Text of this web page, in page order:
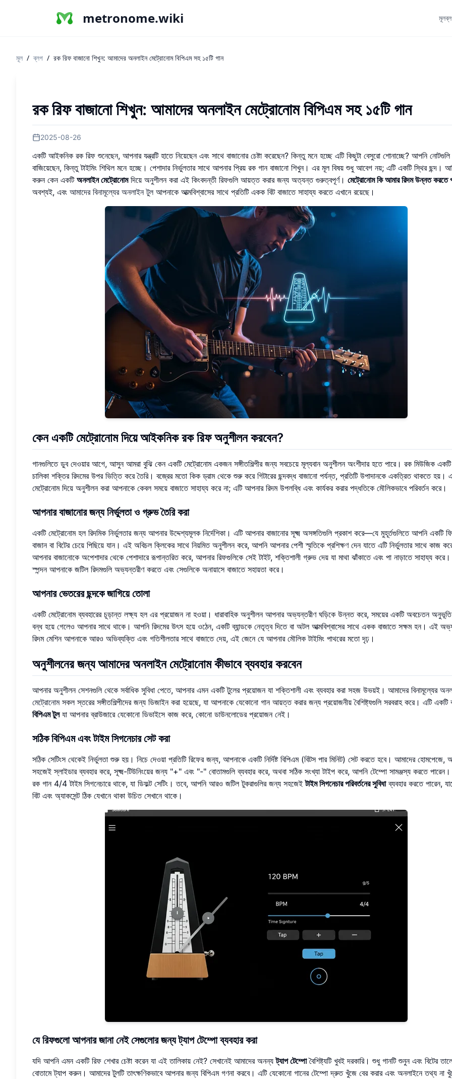
metronome.wiki মূল
মূল / ব্লগ / রক রিফ বাজানো শিখুন: আমাদের অনলাইন মেট্রোনোম বিপিএম সহ ১৫টি গান
রক রিফ বাজানো শিখুন: আমাদের অনলাইন মেট্রোনোম বিপিএম সহ ১৫টি গান
2025-08-26
একটি আইকনিক রক রিফ শুনেছেন, আপনার যন্ত্রটি হাতে নিয়েছেন এবং সাথে বাজানোর চেষ্টা করেছেন? কিন্তু মনে হচ্ছে এটি কিছুটা বেসুরো শোনাচ্ছে? আপনি নোটগুলি
বাজিয়েছেন, কিন্তু টাইমিং শিথিল মনে হচ্ছে। পেশাদার নির্ভুলতার সাথে আপনার প্রিয় রক গান বাজানো শিখুন। এর মূল বিষয় শুধু আবেগ নয়; এটি একটি স্থির ছন্দ।
করুন কেন একটি অনলাইন মেট্রোনোমদিয়ে অনুশীলন করা এই কিংবদন্তী রিফগুলি আয়ত্ত করার জন্য অত্যন্ত গুরুত্বপূর্ণ। মেট্রোনোম কি আমার রিদম উন্নত করতে
অবশ্যই, এবং আমাদের বিনামূল্যের অনলাইন টুলআপনাকে আত্মবিশ্বাসের সাথে প্রতিটি একক বিট বাজাতে সাহায্য করতে এখানে রয়েছে।
কেন একটি মেট্রোনোম দিয়ে আইকনিক রক রিফ অনুশীলন করবেন?
গানগুলিতে ডুব দেওয়ার আগে, আসুন আমরা বুঝি কেন একটি মেট্রোনোম একজন সঙ্গীতশিল্পীর জন্য সবচেয়ে মূল্যবান অনুশীলন অংশীদার হতে পারে। রক মিউজিক
চালিকা শক্তির রিদমের উপর ভিত্তি করে তৈরি। বজ্রের মতো কিক ড্রাম থেকে শুরু করে গিটারের ছন্দবদ্ধ বাজানো পর্যন্ত, প্রতিটি উপাদানকে একত্রিত থাকতে হয়।
মেট্রোনোম দিয়ে অনুশীলন করা আপনাকে কেবল সময়ে বাজাতে সাহায্য করে না; এটি আপনার রিদম উপলব্ধি এবং কার্যকর করার পদ্ধতিকে মৌলিকভাবে পরিবর্তন করে।
আপনার বাজানোর জন্য নির্ভুলতা ও গ্রুভ তৈরি করা
একটি মেট্রোনোম হল রিদমিক নির্ভুলতার জন্য আপনার উদ্দেশ্যমূলক নির্দেশিকা। এটি আপনার বাজানোর সূক্ষ্ম অসঙ্গতিগুলি প্রকাশ করে—যে মুহূর্তগুলিতে আপনি একটি
বাজান বা বিটের চেয়ে পিছিয়ে যান। এই অবিচল ক্লিকের সাথে নিয়মিত অনুশীলন করে, আপনি আপনার পেশী স্মৃতিকে প্রশিক্ষণ দেন যাতে এটি নির্ভুলতার সাথে কাজ
আপনার বাজানোকে অপেশাদার থেকে পেশাদারে রূপান্তরিত করে, আপনার রিফগুলিকে সেই টাইট, শক্তিশালী গ্রুভ দেয় যা মাথা ঝাঁকাতে এবং পা নাড়াতে সাহায্য
স্পন্দন আপনাকে জটিল রিদমগুলি অভ্যন্তরীণ করতে এবং সেগুলিকে অনায়াসে বাজাতে সহায়তা করে।
আপনার ভেতরের ছন্দকে জাগিয়ে তোলা
একটি মেট্রোনোম ব্যবহারের চূড়ান্ত লক্ষ্য হল এর প্রয়োজন না হওয়া। ধারাবাহিক অনুশীলন আপনার অভ্যন্তরীণ ঘড়িকে উন্নত করে, সময়ের একটি অবচেতন
বন্ধ হয়ে গেলেও আপনার সাথে থাকে। আপনি রিদমের উৎস হয়ে ওঠেন, একটি ব্যান্ডকে নেতৃত্ব দিতে বা অটল আত্মবিশ্বাসের সাথে একক বাজাতে সক্ষম হন। এই
রিদম মেশিন আপনাকে আরও অভিব্যক্তি এবং গতিশীলতার সাথে বাজাতে দেয়, এই জেনে যে আপনার মৌলিক টাইমিং পাথরের মতো দৃঢ়।
অনুশীলনের জন্য আমাদের অনলাইন মেট্রোনোম কীভাবে ব্যবহার করবেন
আপনার অনুশীলন সেশনগুলি থেকে সর্বাধিক সুবিধা পেতে, আপনার এমন একটি টুলের প্রয়োজন যা শক্তিশালী এবং ব্যবহার করা সহজ উভয়ই। আমাদের বিনামূল্যের
মেট্রোনোমসকল স্তরের সঙ্গীতশিল্পীদের জন্য ডিজাইন করা হয়েছে, যা আপনাকে যেকোনো গান আয়ত্ত করার জন্য প্রয়োজনীয় বৈশিষ্ট্যগুলি সরবরাহ করে। এটি একটি
বিপিএম টুলযা আপনার ব্রাউজারে যেকোনো ডিভাইসে কাজ করে, কোনো ডাউনলোডের প্রয়োজন নেই।
সঠিক বিপিএম এবং টাইম সিগনেচার সেট করা
সঠিক সেটিংস থেকেই নির্ভুলতা শুরু হয়। নিচে দেওয়া প্রতিটি রিফের জন্য, আপনাকে একটি নির্দিষ্ট বিপিএম (বিটস পার মিনিট) সেট করতে হবে। আমাদের হোমপেজে,
সহজেই স্লাইডার ব্যবহার করে, সূক্ষ্ম-টিউনিংয়ের জন্য "+" এবং "-" বোতামগুলি ব্যবহার করে, অথবা সঠিক সংখ্যা টাইপ করে, আপনি টেম্পো সামঞ্জস্য করতে পারেন।
রক গান 4/4 টাইম সিগনেচারে থাকে, যা ডিফল্ট সেটিং। তবে, আপনি আরও জটিল টুকরাগুলির জন্য সহজেইটাইম সিগনেচার পরিবর্তনের সুবিধাব্যবহার করতে পারেন,
বিট এবং অ্যাকসেন্ট ঠিক যেখানে থাকা উচিত সেখানে থাকে।
যে রিফগুলো আপনার জানা নেই সেগুলোর জন্য ট্যাপ টেম্পো ব্যবহার করা
যদি আপনি এমন একটি রিফ শেখার চেষ্টা করেন যা এই তালিকায় নেই? সেখানেই আমাদের অনন্যট্যাপ টেম্পোবৈশিষ্ট্যটি খুবই দরকারি। শুধু গানটি শুনুন এবং বিটের
বোতামে ট্যাপ করুন। আমাদের টুলটি তাৎক্ষণিকভাবে আপনার জন্য বিপিএম গণনা করবে। এটি যেকোনো গানের টেম্পো দ্রুত খুঁজে বের করার এবং অনলাইনে তথ্য না